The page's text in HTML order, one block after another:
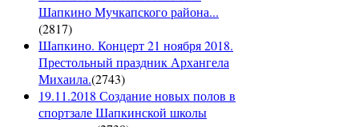
Шапкино Мучкапского района...
(2817)
Шапкино. Концерт 21 ноября 2018.
Престольный праздник Архангела
Михаила.(2743)
19.11.2018 Создание новых полов в
спортзале Шапкинской школы